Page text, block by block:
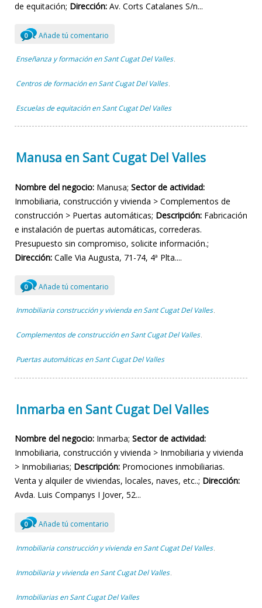
de equitación; Dirección: Av. Corts Catalanes S/n...
0 Añade tú comentario
Enseñanza y formación en Sant Cugat Del Valles ,
Centros de formación en Sant Cugat Del Valles ,
Escuelas de equitación en Sant Cugat Del Valles
Manusa en Sant Cugat Del Valles
Nombre del negocio: Manusa; Sector de actividad:
Inmobiliaria, construcción y vivienda > Complementos de
construcción > Puertas automáticas; Descripción: Fabricación
e instalación de puertas automáticas, correderas.
Presupuesto sin compromiso, solicite información.;
Dirección: Calle Via Augusta, 71-74, 4ª Plta....
0 Añade tú comentario
Inmobiliaria construcción y vivienda en Sant Cugat Del Valles ,
Complementos de construcción en Sant Cugat Del Valles ,
Puertas automáticas en Sant Cugat Del Valles
Inmarba en Sant Cugat Del Valles
Nombre del negocio: Inmarba; Sector de actividad:
Inmobiliaria, construcción y vivienda > Inmobiliaria y vivienda
> Inmobiliarias; Descripción: Promociones inmobiliarias.
Venta y alquiler de viviendas, locales, naves, etc..; Dirección:
Avda. Luis Companys I Jover, 52...
0 Añade tú comentario
Inmobiliaria construcción y vivienda en Sant Cugat Del Valles
Inmobiliaria y vivienda en Sant Cugat Del Valles
Inmobiliarias en Sant Cugat Del Valles